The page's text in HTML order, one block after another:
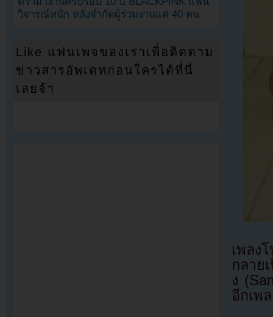
เพลง
กลาย
ง
อีกเพ
วิจารณ์หนัก หลังจำกัดผู้ร่วมงานแค่ 40 คน
Like แฟนเพจของเราเพื่อติดตาม
ข่าวสารอัพเดทก่อนใครได้ที่นี่
เลยจ้า